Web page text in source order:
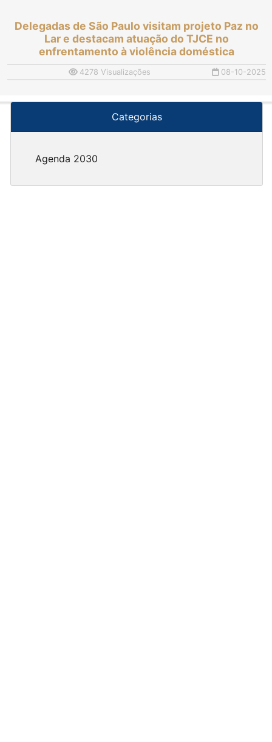
Delegadas de São Paulo visitam projeto Paz no
Lar e destacam atuação do TJCE no
enfrentamento à violência doméstica
4278 Visualizações 08-10-2025
Categorias
Agenda 2030